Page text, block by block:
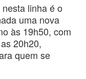
linha é o
uma nova
às 19h50, com
20h20,
quem se